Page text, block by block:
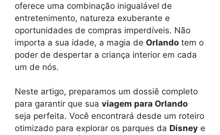
oferece uma combinação inigualável de
entretenimento, natureza exuberante e
oportunidades de compras imperdíveis. Não
importa a sua idade, a magia de Orlando tem o
poder de despertar a criança interior em cada
um de nós.
Neste artigo, preparamos um dossiê completo
para garantir que sua viagem para Orlando
seja perfeita. Você encontrará desde um roteiro
otimizado para explorar os parques da Disney e